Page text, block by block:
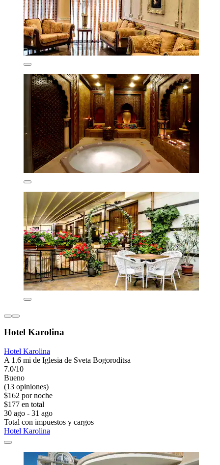
Hotel Karolina
Hotel Karolina
A 1.6 mi de Iglesia de Sveta Bogoroditsa
7.0/10
Bueno
(13 opiniones)
$162 por noche
$177 en total
30 ago - 31 ago
Total con impuestos y cargos
Hotel Karolina